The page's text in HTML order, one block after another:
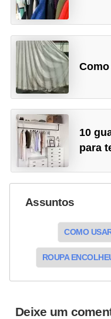
10
para
Assuntos
COMO
ROUPA
Deixe um